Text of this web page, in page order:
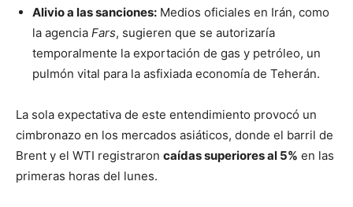
Alivio a las sanciones: Medios oficiales en Irán, como
la agencia Fars, sugieren que se autorizaría
temporalmente la exportación de gas y petróleo, un
pulmón vital para la asfixiada economía de Teherán.
La sola expectativa de este entendimiento provocó un
cimbronazo en los mercados asiáticos, donde el barril de
Brent y el WTI registraron caídas superiores al 5% en las
primeras horas del lunes.